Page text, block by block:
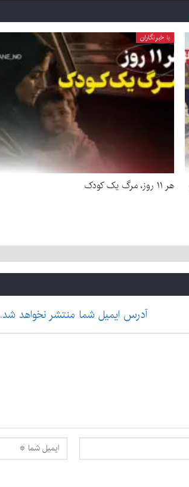
با خبرنگاران
هر ۱۱ روز، مرگ یک کودک
آدرس ایمیل شما منتشر نخواهد شد.